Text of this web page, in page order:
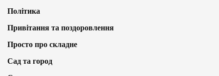
Політика
Привітання та поздоровлення
Просто про складне
Сад та город